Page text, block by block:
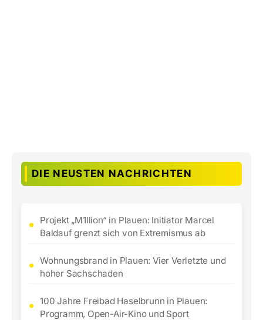
DIE NEUSTEN NACHRICHTEN
Projekt „M1llion“ in Plauen: Initiator Marcel
Baldauf grenzt sich von Extremismus ab
Wohnungsbrand in Plauen: Vier Verletzte und
hoher Sachschaden
100 Jahre Freibad Haselbrunn in Plauen:
Programm, Open-Air-Kino und Sport